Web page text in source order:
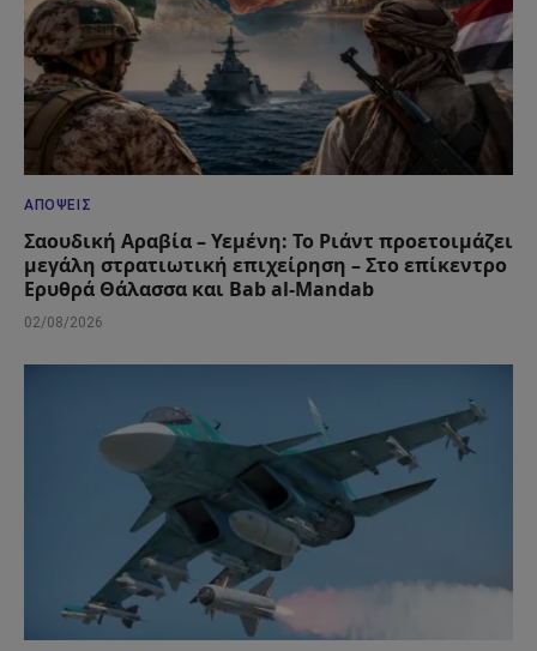
ΑΠΌΨΕΙΣ
Σαουδική Αραβία – Υεμένη: Το Ριάντ προετοιμάζει
μεγάλη στρατιωτική επιχείρηση – Στο επίκεντρο
Ερυθρά Θάλασσα και Bab al-Mandab
02/08/2026